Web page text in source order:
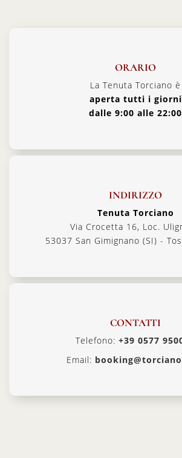
ORARIO
La Tenuta Torciano è
aperta tutti i giorni
dalle 9:00 alle 22:00
INDIRIZZO
Tenuta Torciano
Via Crocetta 16, Loc.
53037 San Gimignano (SI) -
CONTATTI
Telefono: +39 0577
Email: